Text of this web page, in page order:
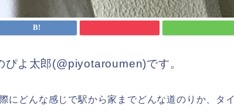
ぴよ太郎(@piyotaroumen)です。
にどんな感じで駅から家までどんな道のりか、タイ